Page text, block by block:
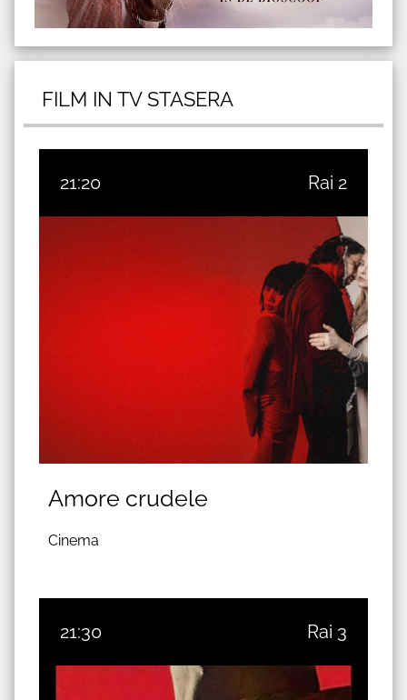
FILM IN TV STASERA
21:20 Rai 2
Amore crudele
Cinema
21:30 Rai 3